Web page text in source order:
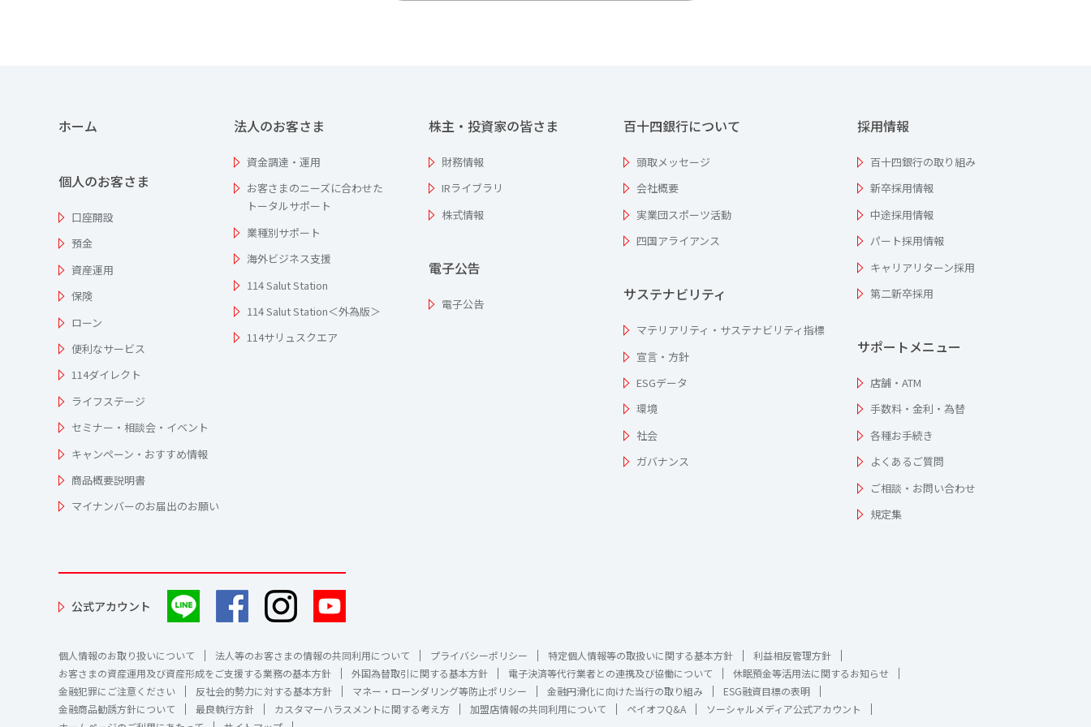
ホーム
個人のお客さま
口座開設
預金
資産運用
保険
ローン
便利なサービス
114ダイレクト
ライフステージ
セミナー・相談会・イベント
キャンペーン・おすすめ情報
商品概要説明書
マイナンバーのお届出のお願い
法人のお客さま
資金調達・運用
お客さまのニーズに合わせた
トータルサポート
業種別サポート
海外ビジネス支援
114 Salut Station
114 Salut Station＜外為版＞
114サリュスクエア
株主・投資家の皆さま
財務情報
IRライブラリ
株式情報
電子公告
電子公告
百十四銀行について
頭取メッセージ
会社概要
実業団スポーツ活動
四国アライアンス
サステナビリティ
マテリアリティ・サステナビリティ指標
宣言・方針
ESGデータ
環境
社会
ガバナンス
採用情報
百十四銀行の取り組み
新卒採用情報
中途採用情報
パート採用情報
キャリアリターン採用
第二新卒採用
サポートメニュー
店舗・ATM
手数料・金利・為替
各種お手続き
よくあるご質問
ご相談・お問い合わせ
規定集
公式アカウント
個人情報のお取り扱いについて 法人等のお客さまの情報の共同利用について プライバシーポリシー 特定個人情報等の取扱いに関する基本方針
利益相反管理方針
お客さまの資産運用及び資産形成をご支援する業務の基本方針
外国為替取引に関する基本方針 電子決済等代行業者との連携及び協働について
休眠預金等活用法に関するお知らせ
金融犯罪にご注意ください
反社会的勢力に対する基本方針 マネー・ローンダリング等防止ポリシー 金融円滑化に向けた当行の取り組み
ESG融資目標の表明
金融商品勧誘方針について
最良執行方針 カスタマーハラスメントに関する考え方 加盟店情報の共同利用について ペイオフQ&A
ソーシャルメディア公式アカウント